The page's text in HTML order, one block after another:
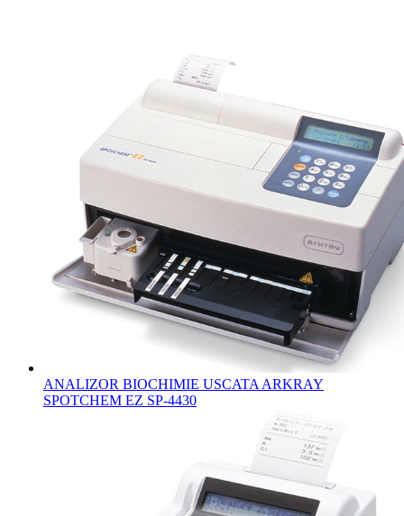
ANALIZOR BIOCHIMIE USCATA ARKRAY
SPOTCHEM EZ SP-4430